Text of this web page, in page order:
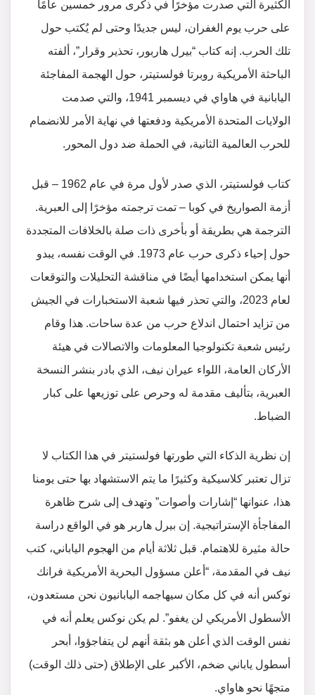
الكثيرة التي صدرت مؤخرًا في ذكرى مرور خمسين عامًا
على حرب يوم الغفران، ليس جديدًا وحتى لم يُكتب حول
تلك الحرب. إنه كتاب “بيرل هاربور، تحذير وقرار”، ألفته
الباحثة الأمريكية روبرتا فولستيتر، حول الهجمة المفاجئة
اليابانية في هاواي في ديسمبر 1941، والتي صدمت
الولايات المتحدة الأمريكية ودفعتها في نهاية الأمر للانضمام
للحرب العالمية الثانية، في الحملة ضد دول المحور.
كتاب فولستيتر، الذي صدر لأول مرة في عام 1962 – قبل
أزمة الصواريخ في كوبا – تمت ترجمته مؤخرًا إلى العبرية.
الترجمة هي بطريقة أو بأخرى ذات صلة بالخلافات المتجددة
حول إحياء ذكرى حرب عام 1973. في الوقت نفسه، يبدو
أنها يمكن استخدامها أيضًا في مناقشة التحليلات والتوقعات
لعام 2023، والتي تحذر فيها شعبة الاستخبارات في الجيش
من تزايد احتمال اندلاع حرب من عدة ساحات. هذا وقام
رئيس شعبة تكنولوجيا المعلومات والاتصالات في هيئة
الأركان العامة، اللواء عيران نيف، الذي بادر بنشر النسخة
العبرية، بتأليف مقدمة له وحرص على توزيعها على كبار
الضباط.
إن نظرية الذكاء التي طورتها فولستيتر في هذا الكتاب لا
تزال تعتبر كلاسيكية وكثيرًا ما يتم الاستشهاد بها حتى يومنا
هذا، عنوانها “إشارات وأصوات” وتهدف إلى شرح ظاهرة
المفاجأة الإستراتيجية. إن بيرل هاربر هو في الواقع دراسة
حالة مثيرة للاهتمام. قبل ثلاثة أيام من الهجوم الياباني، كتب
نيف في المقدمة، “أعلن مسؤول البحرية الأمريكية فرانك
نوكس أنه في كل مكان سيهاجمه اليابانيون نحن مستعدون،
الأسطول الأمريكي لن يغفو”. لم يكن نوكس يعلم أنه في
نفس الوقت الذي أعلن هو بثقة أنهم لن يتفاجؤوا، أبحر
أسطول ياباني ضخم، الأكبر على الإطلاق (حتى ذلك الوقت)
متجهًا نحو هاواي.